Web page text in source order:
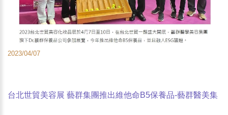
2023/04/07
台北世貿美容展 藝群集團推出維他命B5保養品-藝群醫美集